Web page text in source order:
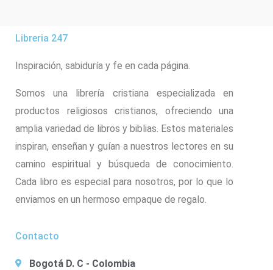
Libreria 247
Inspiración, sabiduría y fe en cada página.
Somos una librería cristiana especializada en
productos religiosos cristianos, ofreciendo una
amplia variedad de libros y biblias. Estos materiales
inspiran, enseñan y guían a nuestros lectores en su
camino espiritual y búsqueda de conocimiento.
Cada libro es especial para nosotros, por lo que lo
enviamos en un hermoso empaque de regalo.
Contacto
Bogotá D. C - Colombia